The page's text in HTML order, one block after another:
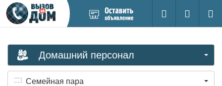
новое
Поиск
Вход на
Домашний персонал
Семейная пара